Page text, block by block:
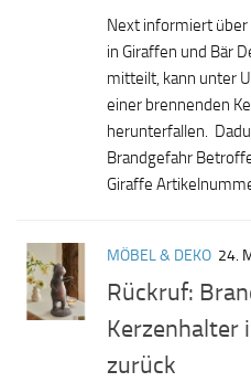
Next informiert über
in Giraffen und Bär
mitteilt, kann unter
einer brennenden
herunterfallen.
Brandgefahr
Giraffe
MÖBEL & DEKO 24.
Rückruf:
Kerzenhalter
zurück